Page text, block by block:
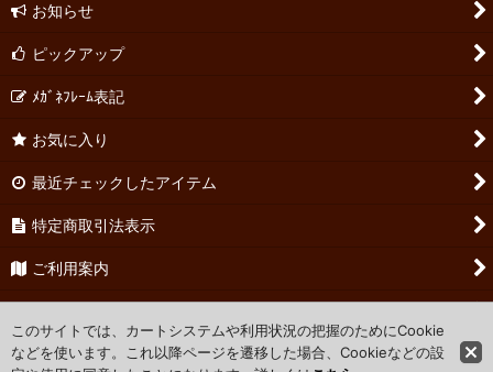
お知らせ
ピックアップ
ﾒｶﾞﾈﾌﾚｰﾑ表記
お気に入り
最近チェックしたアイテム
特定商取引法表示
ご利用案内
このサイトでは、カートシステムや利用状況の把握のためにCookie
などを使います。これ以降ページを遷移した場合、Cookieなどの設